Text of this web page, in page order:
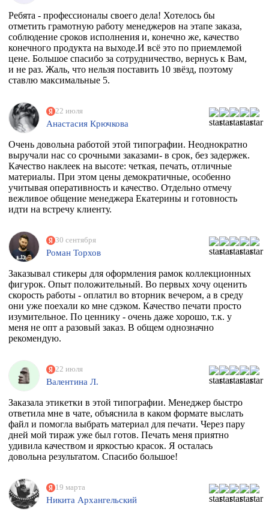
Ребята - профессионалы своего дела! Хотелось бы
отметить грамотную работу менеджеров на этапе заказа,
соблюдение сроков исполнения и, конечно же, качество
конечного продукта на выходе.И всё это по приемлемой
цене. Большое спасибо за сотрудничество, вернусь к Вам,
и не раз. Жаль, что нельзя поставить 10 звёзд, поэтому
ставлю максимальные 5.
22 июля
Анастасия Крючкова
Очень довольна работой этой типографии. Неоднократно
выручали нас со срочными заказами- в срок, без задержек.
Качество наклеек на высоте: четкая, печать, отличные
материалы. При этом цены демократичные, особенно
учитывая оперативность и качество. Отдельно отмечу
вежливое общение менеджера Екатерины и готовность
идти на встречу клиенту.
30 сентября
Роман Торхов
Заказывал стикеры для оформления рамок коллекционных
фигурок. Опыт положительный. Во первых хочу оценить
скорость работы - оплатил во вторник вечером, а в среду
они уже поехали ко мне сдэком. Качество печати просто
изумительное. По ценнику - очень даже хорошо, т.к. у
меня не опт а разовый заказ. В общем однозначно
рекомендую.
22 июля
Валентина Л.
Заказала этикетки в этой типографии. Менеджер быстро
ответила мне в чате, объяснила в каком формате выслать
файл и помогла выбрать материал для печати. Через пару
дней мой тираж уже был готов. Печать меня приятно
удивила качеством и яркостью красок. Я осталась
довольна результатом. Спасибо большое!
19 марта
Никита Архангельский